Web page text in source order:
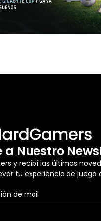
a Nuestro
y recibí las últimas
tu experiencia de juego